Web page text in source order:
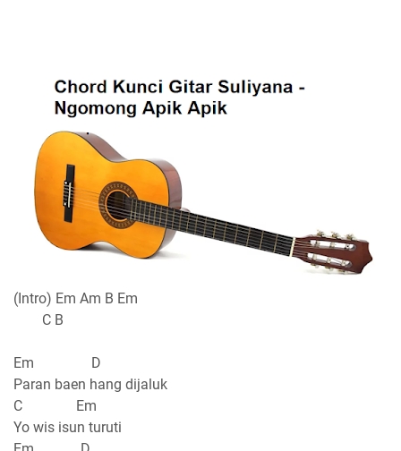
(Intro) Em Am B Em
C B
Em D
Paran baen hang dijaluk
C Em
Yo wis isun turuti